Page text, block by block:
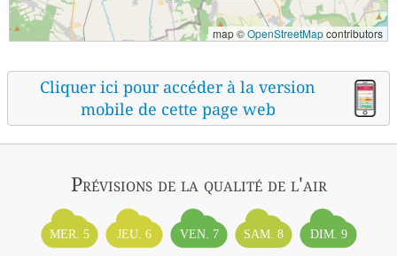
map ©OpenStreetMapcontributors
Cliquer ici pour accéder à la version
mobile de cette page web
Prévisionsde la qualité de l'air
MER. 5 JEU. 6 VEN. 7 SAM. 8 DIM. 9